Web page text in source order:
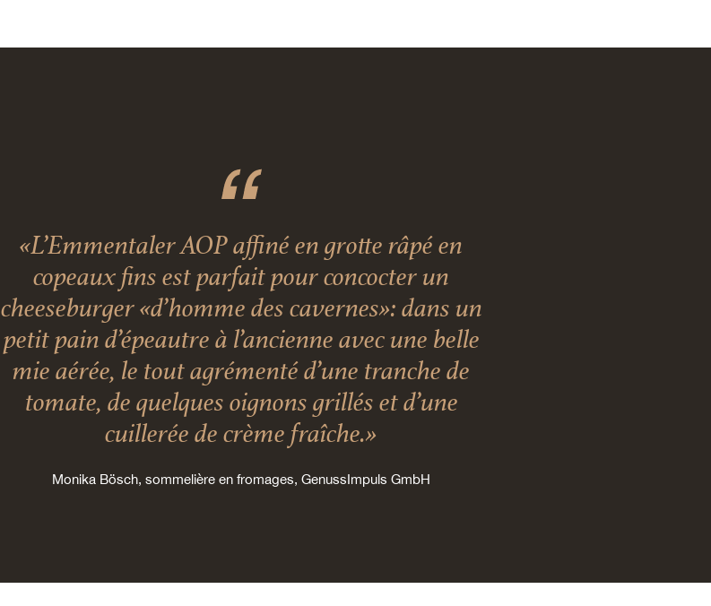
«L’Emmentaler AOP affiné en grotte râpé en
copeaux fins est parfait pour concocter un
cheeseburger «d’homme des cavernes»: dans un
petit pain d’épeautre à l’ancienne avec une belle
mie aérée, le tout agrémenté d’une tranche de
tomate, de quelques oignons grillés et d’une
cuillerée de crème fraîche.»
Monika Bösch, sommelière en fromages, GenussImpuls GmbH